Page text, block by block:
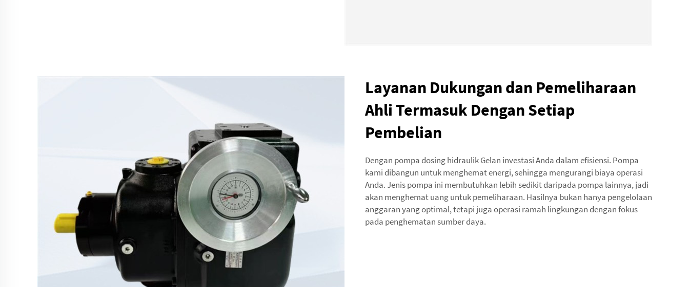
Layanan Dukungan dan Pemeliharaan
Ahli Termasuk Dengan Setiap
Pembelian
Dengan pompa dosing hidraulik Gelan investasi Anda dalam efisiensi. Pompa
kami dibangun untuk menghemat energi, sehingga mengurangi biaya operasi
Anda. Jenis pompa ini membutuhkan lebih sedikit daripada pompa lainnya, jadi
akan menghemat uang untuk pemeliharaan. Hasilnya bukan hanya pengelolaan
anggaran yang optimal, tetapi juga operasi ramah lingkungan dengan fokus
pada penghematan sumber daya.